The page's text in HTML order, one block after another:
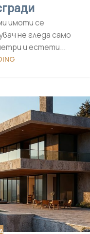
имоти се
не гледа само
и естети...